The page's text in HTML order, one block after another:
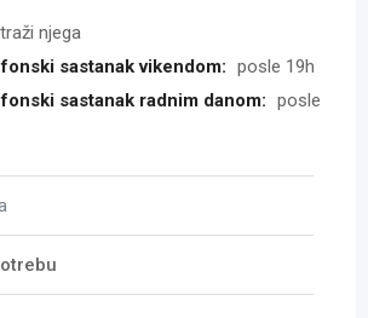
njega
sastanak vikendom: posle 19h
sastanak radnim danom: posle